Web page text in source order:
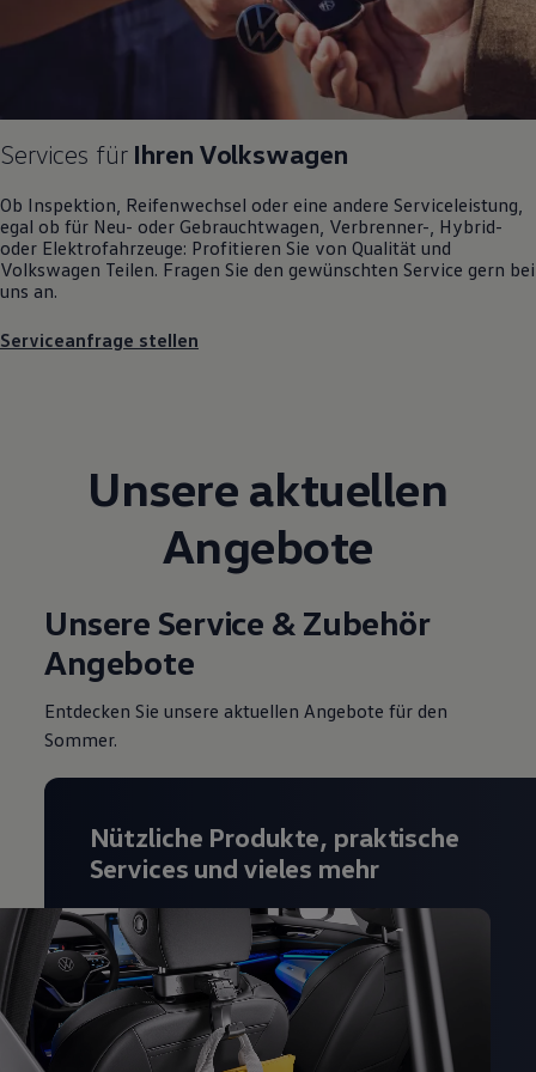
Motorenöl und Flüssigkeiten
Räder und Reifen
Pannen- und Unfallhilfe
Zubehör
Modellspezifisches Zubehör
Schutz und Pflege
Entertainment und Elektronik
Individualisieren
Wallbox und Ladekabel
Digitale Extras
Handy und Fahrzeug verbinden
Warn- und Kontrollleuchten
Assistenzsysteme
Digitale Betriebsanleitung
Live Beratung
Magazin
Familie
Elektromobilität
Volkswagen R
Pannen- und Unfallhilfe
Volkswagen Kundenbetreuung
Services für Ihren Volkswagen
Ob Inspektion, Reifenwechsel oder eine andere Serviceleistung,
egal ob für Neu- oder Gebrauchtwagen , Verbrenner-, Hybrid-
oder Elektrofahrzeuge: Profitieren Sie von Qualität und
Volkswagen Teilen. Fragen Sie den gewünschten Service gern bei
uns an.
Serviceanfrage stellen
Unsere aktuellen
Angebote
Unsere Service & Zubehör
Angebote
Entdecken Sie unsere aktuellen Angebote für den
Sommer.
Nützliche Produkte, praktische
Services und vieles mehr